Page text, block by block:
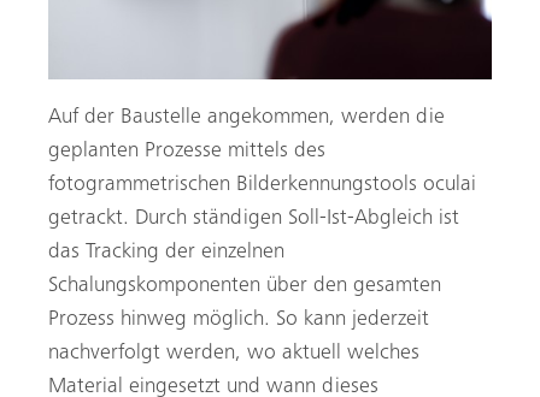
Auf der Baustelle angekommen, werden die
geplanten Prozesse mittels des
fotogrammetrischen Bilderkennungstools oculai
getrackt. Durch ständigen Soll-Ist-Abgleich ist
das Tracking der einzelnen
Schalungskomponenten über den gesamten
Prozess hinweg möglich. So kann jederzeit
nachverfolgt werden, wo aktuell welches
Material eingesetzt und wann dieses